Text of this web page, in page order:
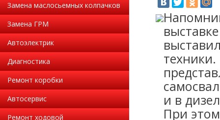
Замена маслосьемных колпачков
Замена ГРМ
Автоэлектрик
Диагностика
Ремонт коробки
Автосервис
Ремонт ходовой
и в
При